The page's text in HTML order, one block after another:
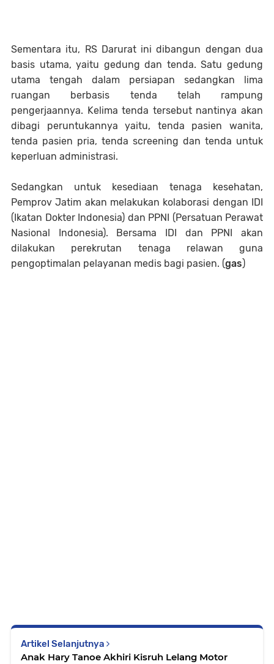
Sementara itu, RS Darurat ini dibangun dengan dua
basis utama, yaitu gedung dan tenda. Satu gedung
utama tengah dalam persiapan sedangkan lima
ruangan berbasis tenda telah rampung
pengerjaannya. Kelima tenda tersebut nantinya akan
dibagi peruntukannya yaitu, tenda pasien wanita,
tenda pasien pria, tenda screening dan tenda untuk
keperluan administrasi.
Sedangkan untuk kesediaan tenaga kesehatan,
Pemprov Jatim akan melakukan kolaborasi dengan IDI
(Ikatan Dokter Indonesia) dan PPNI (Persatuan Perawat
Nasional Indonesia). Bersama IDI dan PPNI akan
dilakukan perekrutan tenaga relawan guna
pengoptimalan pelayanan medis bagi pasien. (gas)
Artikel Selanjutnya
Anak Hary Tanoe Akhiri Kisruh Lelang Motor